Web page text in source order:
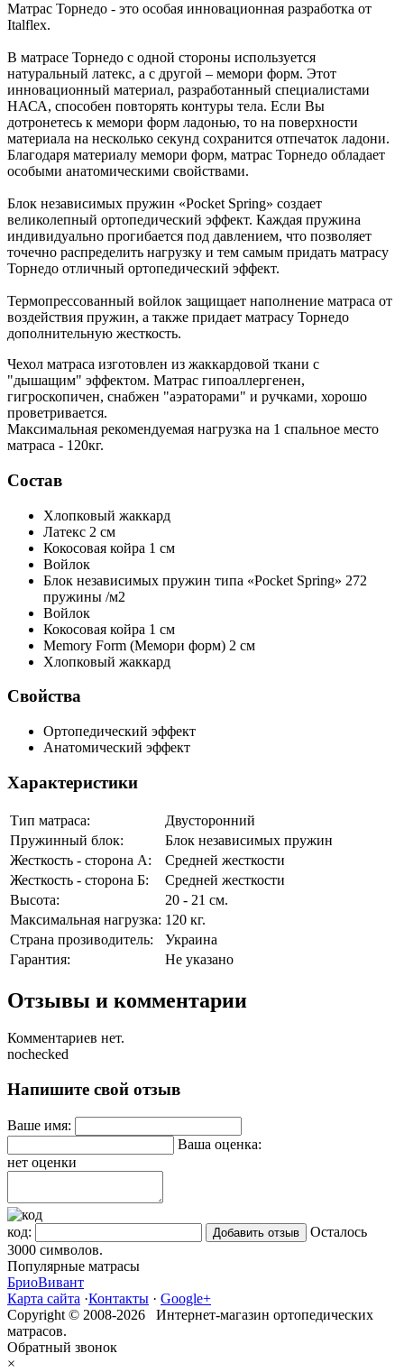
Матрас Торнедо - это особая инновационная разработка от
Italflex.
В матрасе Торнедо с одной стороны используется
натуральный латекс, а с другой – мемори форм. Этот
инновационный материал, разработанный специалистами
НАСА, способен повторять контуры тела. Если Вы
дотронетесь к мемори форм ладонью, то на поверхности
материала на несколько секунд сохранится отпечаток ладони.
Благодаря материалу мемори форм, матрас Торнедо обладает
особыми анатомическими свойствами.
Блок независимых пружин «Pocket Spring» создает
великолепный ортопедический эффект. Каждая пружина
индивидуально прогибается под давлением, что позволяет
точечно распределить нагрузку и тем самым придать матрасу
Торнедо отличный ортопедический эффект.
Термопрессованный войлок защищает наполнение матраса от
воздействия пружин, а также придает матрасу Торнедо
дополнительную жесткость.
Чехол матраса изготовлен из жаккардовой ткани с
"дышащим" эффектом. Матрас гипоаллергенен,
гигроскопичен, снабжен "аэраторами" и ручками, хорошо
проветривается.
Максимальная рекомендуемая нагрузка на 1 спальное место
матраса - 120кг.
Состав
Хлопковый жаккард
Латекс 2 см
Кокосовая койра 1 см
Войлок
Блок независимых пружин типа «Pocket Spring» 272
пружины /м2
Войлок
Кокосовая койра 1 см
Memory Form (Мемори форм) 2 см
Хлопковый жаккард
Свойства
Ортопедический эффект
Анатомический эффект
Характеристики
Тип матраса:
Двусторонний
Пружинный блок:
Блок независимых пружин
Жесткость - сторона А:
Средней жесткости
Жесткость - сторона Б:
Средней жесткости
Высота:
20 - 21 см.
Максимальная нагрузка: 120 кг.
Страна прозиводитель:
Украина
Гарантия:
Не указано
Отзывы и комментарии
Комментариев нет.
nochecked
Напишите свой отзыв
Ваше имя:
Ваша оценка:
нет оценки
код:
Осталось
3000 символов.
Популярные матрасы
БриоВивант
Карта сайта ·Контакты · Google+
Copyright © 2008-2026 Интернет-магазин ортопедических
матрасов.
Обратный звонок
×